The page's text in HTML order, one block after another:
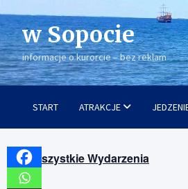
to
contentw Sopocie
informacje o kurorcie – bez reklam
START ATRAKCJE
« Wszystkie Wydarzenia